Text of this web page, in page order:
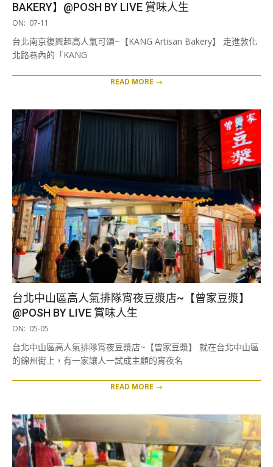
BAKERY】@POSH BY LIVE 賞味人生
2025-
11
ON: 07-11
台北南京復興超高人氣可頌~【KANG Artisan Bakery】 走進敦化
北路巷內的「KANG
READ MORE →
台北中山區高人氣排隊宵夜豆漿店~【曾家豆漿】
@POSH BY LIVE 賞味人生
2025-
05
ON: 05-05
台北中山區高人氣排隊宵夜豆漿店~【曾家豆漿】 就在台北中山區
的錦州街上，有一家讓人一試成主顧的宵夜名
READ MORE →